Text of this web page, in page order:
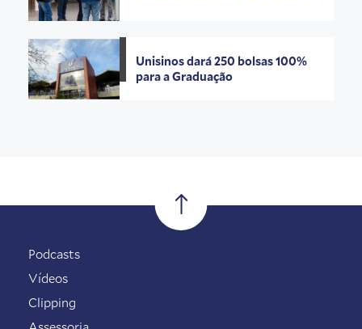
Unisinos dará 250 bolsas 100%
para a Graduação
Podcasts
Vídeos
Clipping